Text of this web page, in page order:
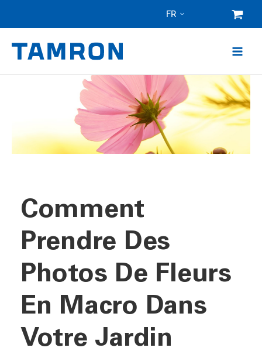
content
FR
Comment
Prendre Des
Photos De Fleurs
En Macro Dans
Votre Jardin